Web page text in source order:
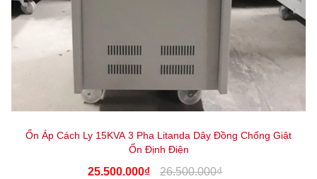
Ổn Áp Cách Ly 15KVA 3 Pha Litanda Dây Đồng Chống Giật
Ổn Định Điện
25.500.000₫ 26.500.000₫